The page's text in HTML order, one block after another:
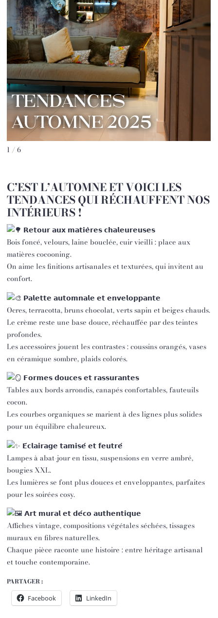
1 / 6
C’EST L’AUTOMNE ET VOICI LES
TENDANCES QUI RÉCHAUFFENT NOS
INTÉRIEURS !
𝗥𝗲𝘁𝗼𝘂𝗿 𝗮𝘂𝘅 𝗺𝗮𝘁𝗶𝗲̀𝗿𝗲𝘀 𝗰𝗵𝗮𝗹𝗲𝘂𝗿𝗲𝘂𝘀𝗲𝘀
Bois foncé, velours, laine bouclée, cuir vieilli : place aux
matières cocooning.
On aime les finitions artisanales et texturées, qui invitent au
confort.
𝗣𝗮𝗹𝗲𝘁𝘁𝗲 𝗮𝘂𝘁𝗼𝗺𝗻𝗮𝗹𝗲 𝗲𝘁 𝗲𝗻𝘃𝗲𝗹𝗼𝗽𝗽𝗮𝗻𝘁𝗲
Ocres, terracotta, bruns chocolat, verts sapin et beiges chauds.
Le crème reste une base douce, réchauffée par des teintes
profondes.
Les accessoires jouent les contrastes : coussins orangés, vases
en céramique sombre, plaids colorés.
𝗙𝗼𝗿𝗺𝗲𝘀 𝗱𝗼𝘂𝗰𝗲𝘀 𝗲𝘁 𝗿𝗮𝘀𝘀𝘂𝗿𝗮𝗻𝘁𝗲𝘀
Tables aux bords arrondis, canapés confortables, fauteuils
cocon.
Les courbes organiques se marient à des lignes plus solides
pour un équilibre chaleureux.
𝗘́𝗰𝗹𝗮𝗶𝗿𝗮𝗴𝗲 𝘁𝗮𝗺𝗶𝘀𝗲́ 𝗲𝘁 𝗳𝗲𝘂𝘁𝗿𝗲́
Lampes à abat-jour en tissu, suspensions en verre ambré,
bougies XXL.
Les lumières se font plus douces et enveloppantes, parfaites
pour les soirées cosy.
𝗔𝗿𝘁 𝗺𝘂𝗿𝗮𝗹 𝗲𝘁 𝗱𝗲́𝗰𝗼 𝗮𝘂𝘁𝗵𝗲𝗻𝘁𝗶𝗾𝘂𝗲
Affiches vintage, compositions végétales séchées, tissages
muraux en fibres naturelles.
Chaque pièce raconte une histoire : entre héritage artisanal
et touche contemporaine.
PARTAGER :
Facebook LinkedIn